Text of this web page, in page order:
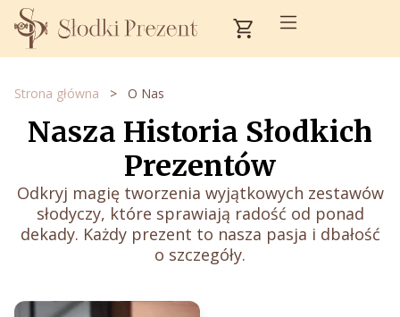
Przejdź
do
treści
Cart
Strona główna > O Nas
Nasza Historia Słodkich
Prezentów
Odkryj magię tworzenia wyjątkowych zestawów
słodyczy, które sprawiają radość od ponad
dekady. Każdy prezent to nasza pasja i dbałość
o szczegóły.